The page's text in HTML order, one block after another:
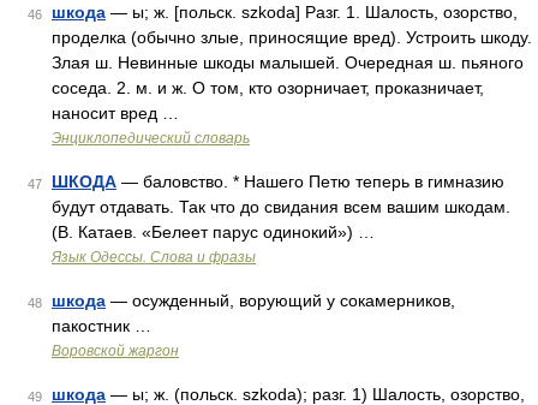
46 шкода — ы; ж. [польск. szkoda] Разг. 1. Шалость, озорство,
проделка (обычно злые, приносящие вред). Устроить шкоду.
Злая ш. Невинные шкоды малышей. Очередная ш. пьяного
соседа. 2. м. и ж. О том, кто озорничает, проказничает,
наносит вред …
Энциклопедический словарь
47 ШКОДА — баловство. * Нашего Петю теперь в гимназию
будут отдавать. Так что до свидания всем вашим шкодам.
(В. Катаев. «Белеет парус одинокий») …
Язык Одессы. Слова и фразы
48 шкода — осужденный, ворующий у сокамерников,
пакостник …
Воровской жаргон
49 шкода — ы; ж. (польск. szkoda); разг. 1) Шалость, озорство,